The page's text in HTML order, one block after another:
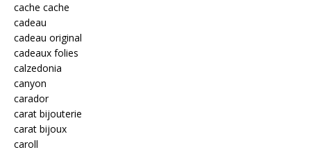
cache cache
cadeau
cadeau original
cadeaux folies
calzedonia
canyon
carador
carat bijouterie
carat bijoux
caroll